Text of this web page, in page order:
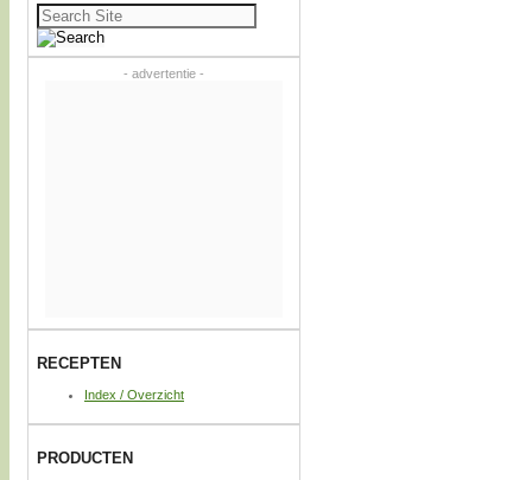
Zoeken
naar:
- advertentie -
RECEPTEN
Index / Overzicht
PRODUCTEN